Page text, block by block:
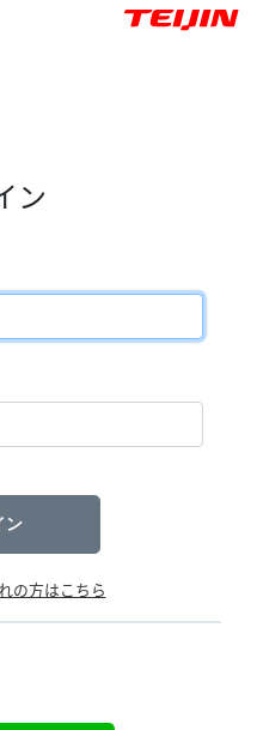
ン
ン
の方はこちら